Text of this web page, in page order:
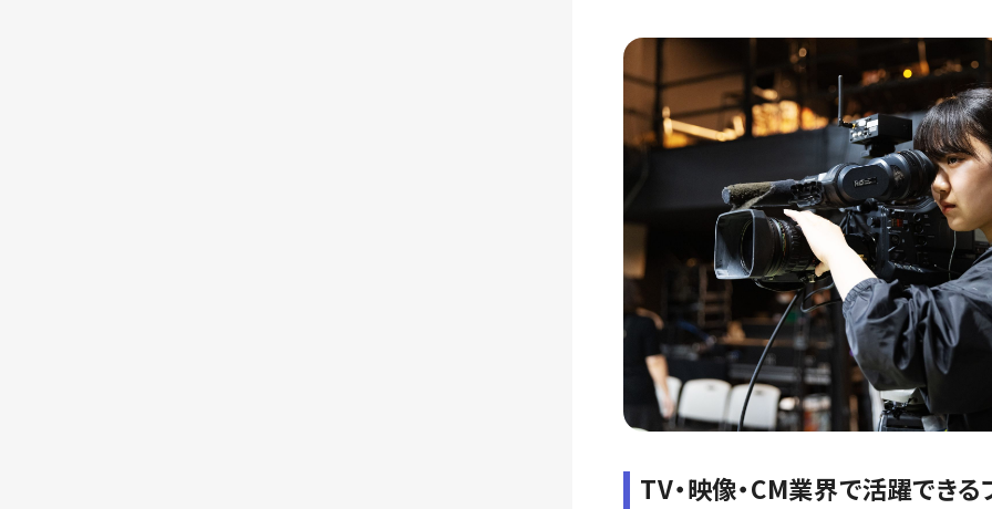
TV・映像・CM業界で活躍でき